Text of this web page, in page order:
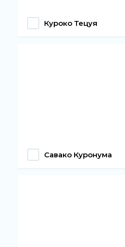
Куроко Тецуя
Савако Куронума